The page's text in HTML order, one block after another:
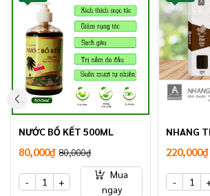
NƯỚC BỒ KẾT 500ML
80,000₫ 80,000₫
- +
Mua
ngay
NHANG
220,000₫
-